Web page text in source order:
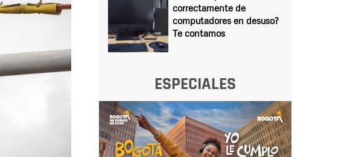
correctamente de
computadores en desuso?
Te contamos
ESPECIALES